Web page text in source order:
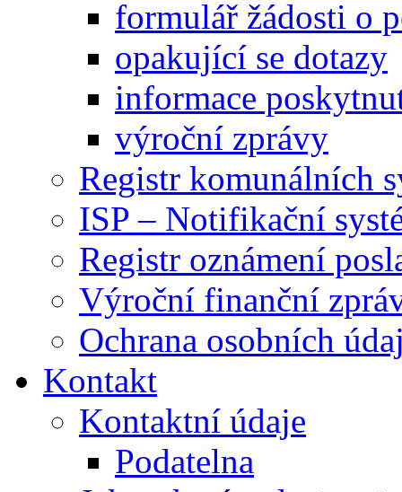
formulář žádosti o
opakující se dotazy
informace
výroční zprávy
Registr komunálních
ISP – Notifikační
Registr oznámení
Výroční finanční
Ochrana osobních
Kontakt
Kontaktní údaje
Podatelna